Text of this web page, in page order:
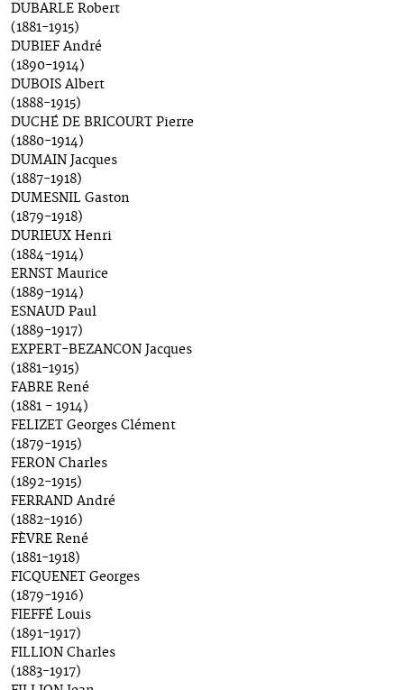
DUBARLE Robert
(1881-1915)
DUBIEF André
(1890-1914)
DUBOIS Albert
(1888-1915)
DUCHÉ DE BRICOURT Pierre
(1880-1914)
DUMAIN Jacques
(1887-1918)
DUMESNIL Gaston
(1879-1918)
DURIEUX Henri
(1884-1914)
ERNST Maurice
(1889-1914)
ESNAUD Paul
(1889-1917)
EXPERT-BEZANCON Jacques
(1881-1915)
FABRE René
(1881 - 1914)
FELIZET Georges Clément
(1879-1915)
FERON Charles
(1892-1915)
FERRAND André
(1882-1916)
FÈVRE René
(1881-1918)
FICQUENET Georges
(1879-1916)
FIEFFÉ Louis
(1891-1917)
FILLION Charles
(1883-1917)